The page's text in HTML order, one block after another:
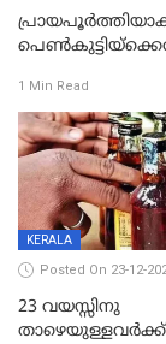
59 വർഷം തടവും
പിഴയും ശിക്ഷ
1 Min Read
KERALA
Posted On 23-12-
23 വയസ്സിനു
താഴെയുള്ളവർക്ക്